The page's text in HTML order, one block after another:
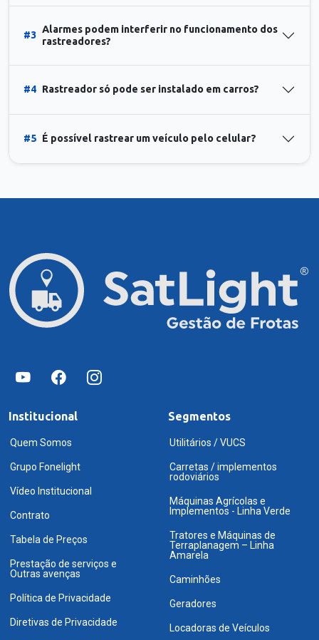
#3
Alarmes podem interferir no funcionamento dos
rastreadores?
#4 Rastreador só pode ser instalado em carros?
#5 É possível rastrear um veículo pelo celular?
Institucional
Quem Somos
Grupo Fonelight
Vídeo Institucional
Contrato
Tabela de Preços
Prestação de serviços e
Outras avenças
Política de Privacidade
Diretivas de Privacidade
Segmentos
Utilitários / VUCS
Carretas / implementos
rodoviários
Máquinas Agrícolas e
Implementos - Linha Verde
Tratores e Máquinas de
Terraplanagem – Linha
Amarela
Caminhões
Geradores
Locadoras de Veículos